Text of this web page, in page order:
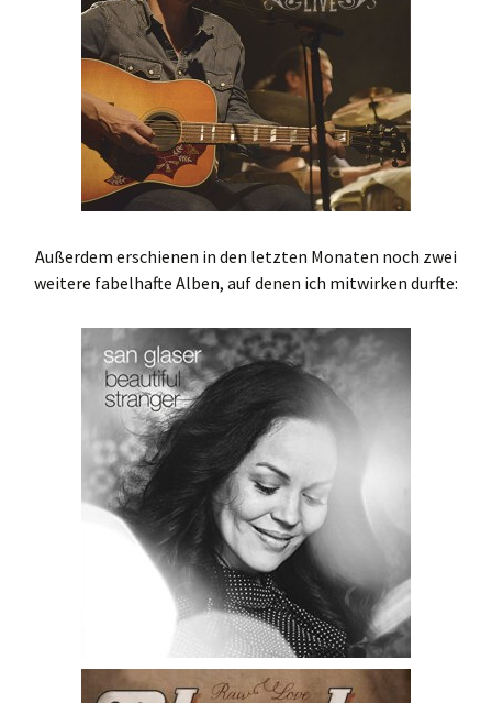
Außerdem erschienen in den letzten Monaten noch zwei
weitere fabelhafte Alben, auf denen ich mitwirken durfte: